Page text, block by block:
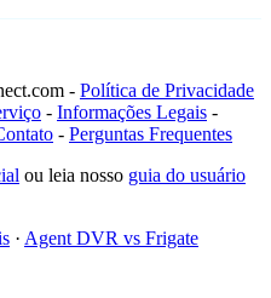
- Política de Privacidade
- Informações Legais -
- Perguntas Frequentes
ou leia nosso guia do usuário
· Agent DVR vs Frigate